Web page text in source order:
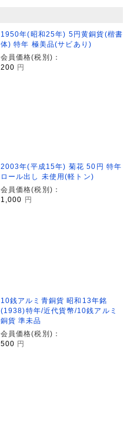
1950年(昭和25年) 5円黄銅貨(楷書
体) 特年 極美品(サビあり)
会員価格(税別)：
200 円
2003年(平成15年) 菊花 50円 特年
ロール出し 未使用(軽トン)
会員価格(税別)：
1,000
円
10銭アルミ青銅貨 昭和13年銘
(1938)特年/近代貨幣/10銭アルミ
銅貨 準未品
会員価格(税別)：
500 円